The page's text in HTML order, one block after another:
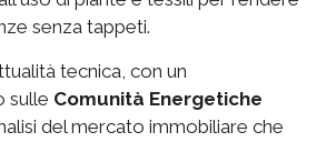
senza tappeti.
tecnica, con un
sulle Comunità Energetiche
del mercato immobiliare che